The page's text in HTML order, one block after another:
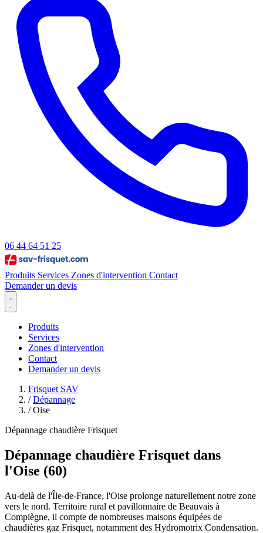
06 44 64 51 25
Produits Services Zones d'intervention Contact
Demander un devis
Produits
Services
Zones d'intervention
Contact
Demander un devis
Frisquet SAV
/ Dépannage
/ Oise
Dépannage chaudière Frisquet
Dépannage chaudière Frisquet dans
l'Oise (60)
Au-delà de l'Île-de-France, l'Oise prolonge naturellement notre zone
vers le nord. Territoire rural et pavillonnaire de Beauvais à
Compiègne, il compte de nombreuses maisons équipées de
chaudières gaz Frisquet, notamment des Hydromotrix Condensation.